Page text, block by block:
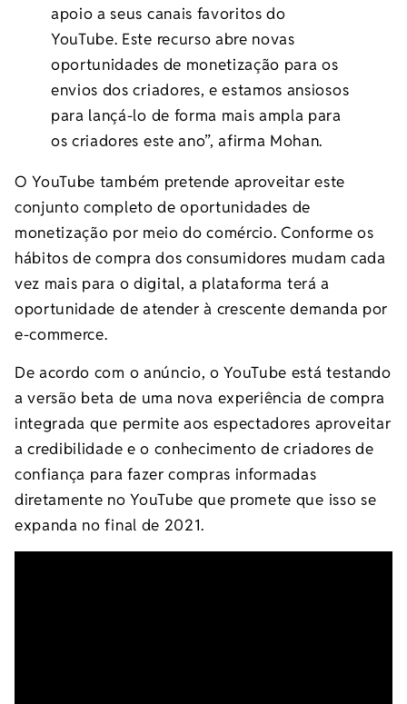
apoio a seus canais favoritos do
YouTube. Este recurso abre novas
oportunidades de monetização para os
envios dos criadores, e estamos ansiosos
para lançá-lo de forma mais ampla para
os criadores este ano”, afirma Mohan.
O YouTube também pretende aproveitar este
conjunto completo de oportunidades de
monetização por meio do comércio. Conforme os
hábitos de compra dos consumidores mudam cada
vez mais para o digital, a plataforma terá a
oportunidade de atender à crescente demanda por
e-commerce.
De acordo com o anúncio, o YouTube está testando
a versão beta de uma nova experiência de compra
integrada que permite aos espectadores aproveitar
a credibilidade e o conhecimento de criadores de
confiança para fazer compras informadas
diretamente no YouTube que promete que isso se
expanda no final de 2021.